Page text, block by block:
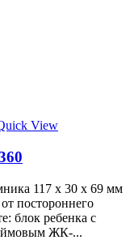
View
117 х 30 х 69 мм
постороннего
блок ребенка с
ЖК-...